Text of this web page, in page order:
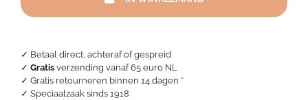
✓ Betaal direct, achteraf of gespreid
✓ Gratis verzending vanaf 65 euro NL
✓ Gratis retourneren binnen 14 dagen *
✓ Speciaalzaak sinds 1918